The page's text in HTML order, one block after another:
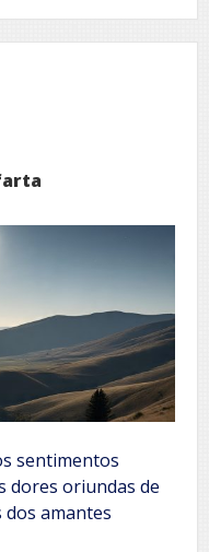
sentimentos
dores oriundas de
amantes